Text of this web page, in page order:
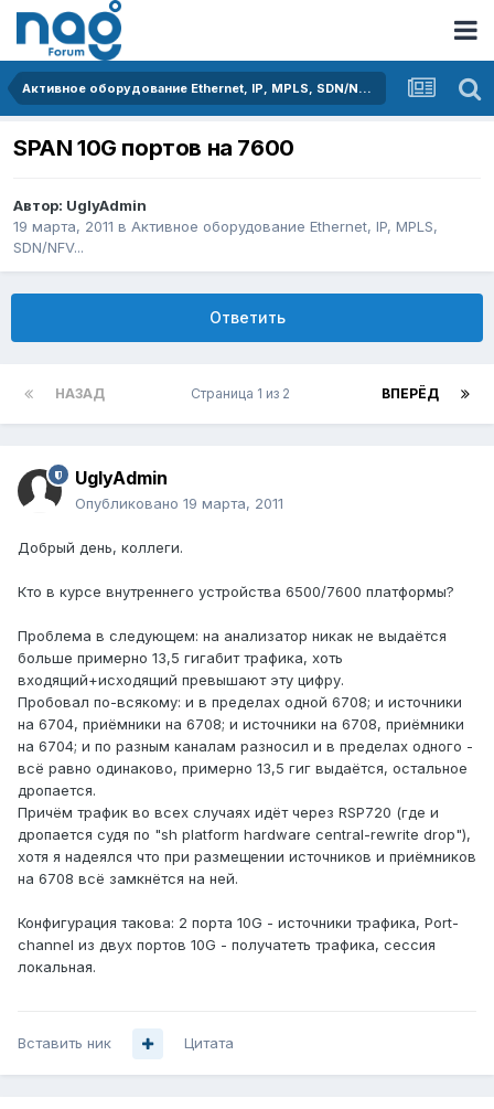
Активное оборудование Ethernet, IP, MPLS, SDN/NFV...
SPAN 10G портов на 7600
Автор: UglyAdmin
19 марта, 2011 в Активное оборудование Ethernet, IP, MPLS,
SDN/NFV...
Ответить
НАЗАД ВПЕРЁД
Страница 1 из 2
UglyAdmin
Опубликовано 19 марта, 2011
Добрый день, коллеги.
Кто в курсе внутреннего устройства 6500/7600 платформы?
Проблема в следующем: на анализатор никак не выдаётся
больше примерно 13,5 гигабит трафика, хоть
входящий+исходящий превышают эту цифру.
Пробовал по-всякому: и в пределах одной 6708; и источники
на 6704, приёмники на 6708; и источники на 6708, приёмники
на 6704; и по разным каналам разносил и в пределах одного -
всё равно одинаково, примерно 13,5 гиг выдаётся, остальное
дропается.
Причём трафик во всех случаях идёт через RSP720 (где и
дропается судя по "sh platform hardware central-rewrite drop"),
хотя я надеялся что при размещении источников и приёмников
на 6708 всё замкнётся на ней.
Конфигурация такова: 2 порта 10G - источники трафика, Port-
channel из двух портов 10G - получатеть трафика, сессия
локальная.
Вставить ник Цитата